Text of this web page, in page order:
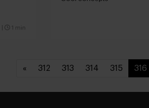
1 min
« 312 313 314 315 316